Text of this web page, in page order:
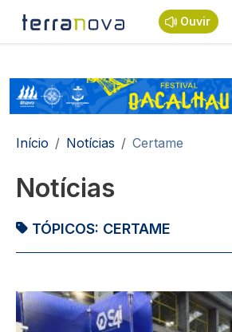
Passar para o conteúdo principal
Ouvir
Navegação estrutural
Início Notícias Certame
Notícias
TÓPICOS: CERTAME
Imagem